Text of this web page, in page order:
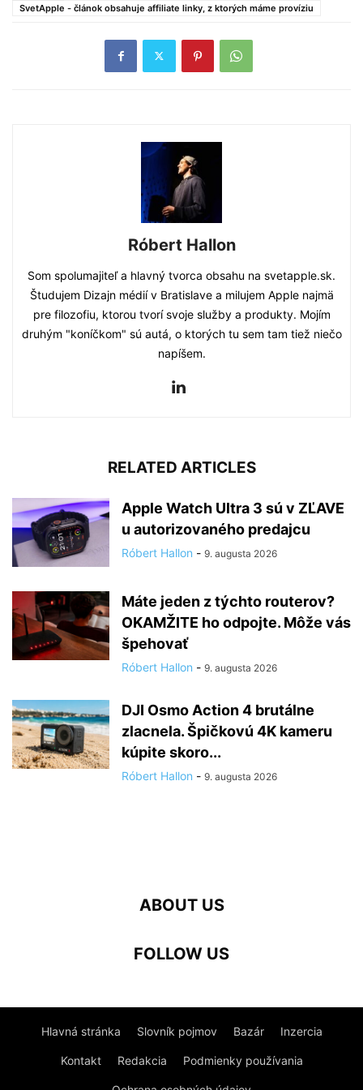
SvetApple - článok obsahuje affiliate linky, z ktorých máme províziu
Róbert Hallon
Som spolumajiteľ a hlavný tvorca obsahu na svetapple.sk.
Študujem Dizajn médií v Bratislave a milujem Apple najmä
pre filozofiu, ktorou tvorí svoje služby a produkty. Mojím
druhým "koníčkom" sú autá, o ktorých tu sem tam tiež niečo
napíšem.
RELATED ARTICLES
Apple Watch Ultra 3 sú v ZĽAVE
u autorizovaného predajcu
Róbert Hallon - 9. augusta 2026
Máte jeden z týchto routerov?
OKAMŽITE ho odpojte. Môže vás
špehovať
Róbert Hallon - 9. augusta 2026
DJI Osmo Action 4 brutálne
zlacnela. Špičkovú 4K kameru
kúpite skoro...
Róbert Hallon - 9. augusta 2026
ABOUT US
FOLLOW US
Hlavná stránka Slovník pojmov Bazár Inzercia
Kontakt Redakcia Podmienky používania